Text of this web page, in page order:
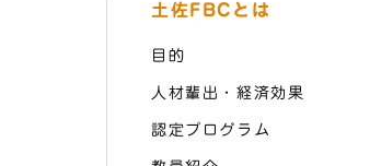
土佐FBCとは
目的
人材輩出・経済効果
認定プログラム